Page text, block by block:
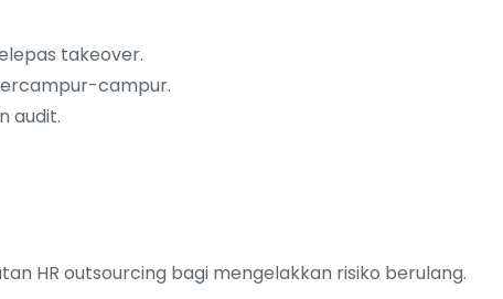
takeover.
campur.
audit.
HR outsourcing bagi mengelakkan risiko berulang.